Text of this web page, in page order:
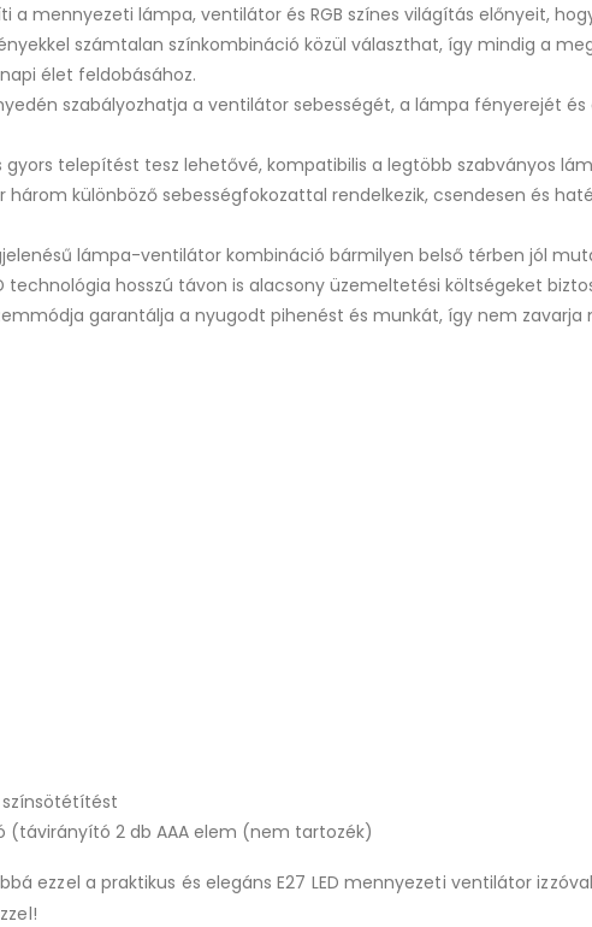
a mennyezeti lámpa, ventilátor és RGB színes világítás előnyeit,
számtalan színkombináció közül választhat, így mindig a
élet feldobásához.
szabályozhatja a ventilátor sebességét, a lámpa fényerejét
gyors telepítést tesz lehetővé, kompatibilis a legtöbb szabványos
három különböző sebességfokozattal rendelkezik, csendesen és
lámpa-ventilátor kombináció bármilyen belső térben jól
technológia hosszú távon is alacsony üzemeltetési költségeket
garantálja a nyugodt pihenést és munkát, így nem
(távirányító 2 db AAA elem (nem tartozék)
ezzel a praktikus és elegáns E27 LED mennyezeti ventilátor